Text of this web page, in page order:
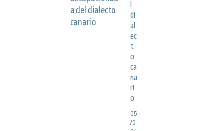
di
al
ec
t
o
ca
na
ri
o
05
/0